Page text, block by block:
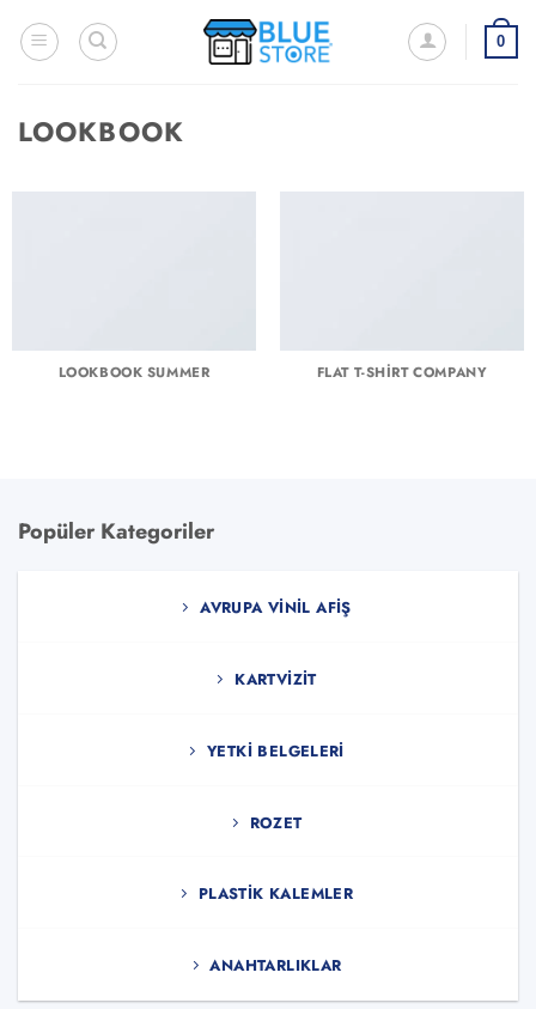
atla
0
LOOKBOOK
LOOKBOOK SUMMER FLAT T-SHIRT COMPANY
Popüler Kategoriler
AVRUPA VINIL AFIŞ
KARTVIZIT
YETKI BELGELERI
ROZET
PLASTIK KALEMLER
ANAHTARLIKLAR